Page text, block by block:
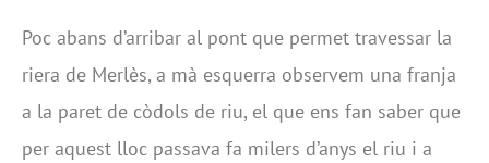
Poc abans d’arribar al pont que permet travessar la
riera de Merlès, a mà esquerra observem una franja
a la paret de còdols de riu, el que ens fan saber que
per aquest lloc passava fa milers d’anys el riu i a